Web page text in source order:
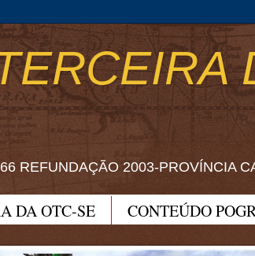
REFUNDAÇÃO 2003-PROVÍNCIA
DA OTC-SE
CONTEÚDO